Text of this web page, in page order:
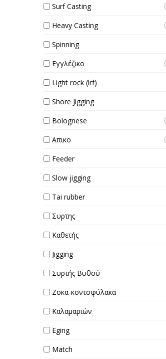
Surf Casting
Heavy Casting
Spinning
Εγγλέζικο
Light rock (lrf)
Shore Jigging
Bolognese
Απικο
Feeder
Slow jigging
Tai rubber
Συρτης
Καθετής
Jigging
Συρτής Βυθού
Ζοκα-κοντοφύλακα
Καλαμαριών
Eging
Match